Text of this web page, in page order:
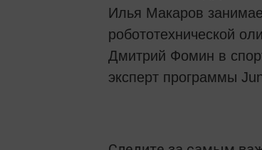
Илья Макаров
робототехнической
Дмитрий Фомин в
эксперт программы